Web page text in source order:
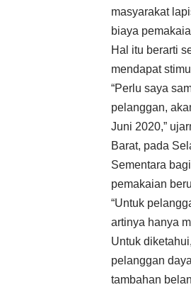
masyarakat
biaya
Hal itu berarti
mendapat
“Perlu saya
pelanggan,
Juni 2020,”
Barat, pada
Sementara
pemakaian
“Untuk
artinya hanya
Untuk
pelanggan
tambahan